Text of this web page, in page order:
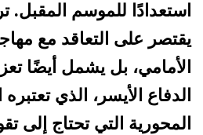
استعدادًا للموسم المقبل.
يقتصر على التعاقد مع
الأمامي، بل يشمل أيضًا
الدفاع الأيسر، الذي
المحورية التي تحتاج إلى